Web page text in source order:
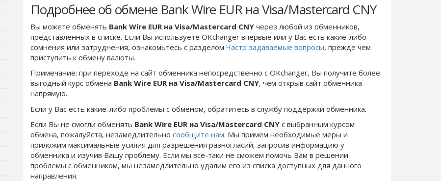
Подробнее об обмене Bank Wire EUR на Visa/Mastercard CNY
Вы можете обменять Bank Wire EUR на Visa/Mastercard CNY через любой из обменников,
представленных в списке. Если Вы используете OKchanger впервые или у Вас есть какие-либо
сомнения или затруднения, ознакомьтесь с разделом Часто задаваемые вопросы, прежде чем
приступить к обмену валюты.
Примечание: при переходе на сайт обменника непосредственно c OKchanger, Вы получите более
выгодный курс обмена Bank Wire EUR на Visa/Mastercard CNY, чем открыв сайт обменника
напрямую.
Если у Вас есть какие-либо проблемы с обменом, обратитесь в службу поддержки обменника.
Если Вы не смогли обменять Bank Wire EUR на Visa/Mastercard CNY с выбранным курсом
обмена, пожалуйста, незамедлительно сообщите нам. Мы примем необходимые меры и
приложим максимальные усилия для разрешения разногласий, запросив информацию у
обменника и изучив Вашу проблему. Если мы все-таки не сможем помочь Вам в решении
проблемы c обменником, мы незамедлительно удалим его из списка доступных для данного
направления.